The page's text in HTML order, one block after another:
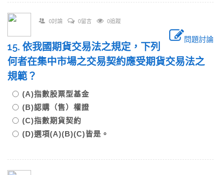
0討論 0留言 0追蹤
問題討論
15. 依我國期貨交易法之規定，下列
何者在集中市場之交易契約應受期貨交易法之
規範？
(A)指數股票型基金
(B)認購（售）權證
(C)指數期貨契約
(D)選項(A)(B)(C)皆是。